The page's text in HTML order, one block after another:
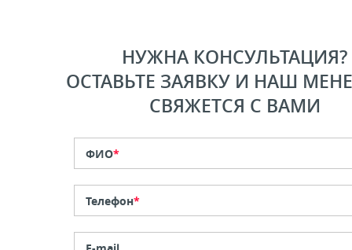
НУЖНА КОНСУЛЬТАЦИЯ?
ОСТАВЬТЕ ЗАЯВКУ И НАШ
СВЯЖЕТСЯ С ВАМИ
ФИО*
Телефон*